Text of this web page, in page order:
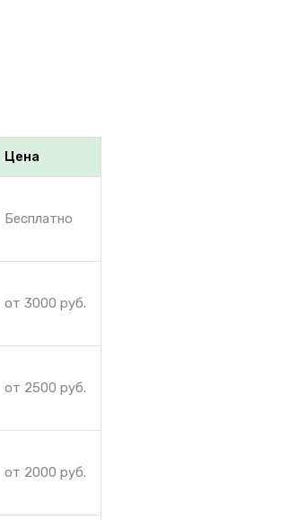
Цена
Бесплатно
от 3000 руб.
от 2500 руб.
от 2000 руб.